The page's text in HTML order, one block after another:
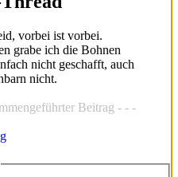
vorbei ist vorbei.
grabe ich die Bohnen
nicht geschafft, auch
nicht.
Beitrag - - -